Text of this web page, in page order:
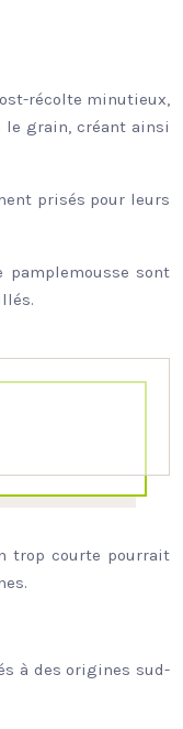
récolte minutieux,
le grain, créant ainsi
prisés pour leurs
pamplemousse sont
trop courte pourrait
à des origines sud-